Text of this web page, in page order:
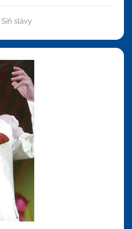
Síň slávy